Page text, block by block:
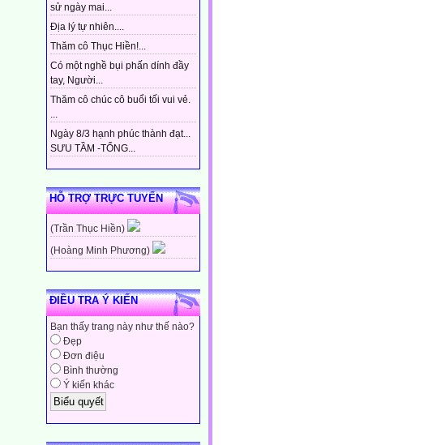
sử ngày mai...
Địa lý tự nhiên....
Thăm cô Thục Hiền!...
Có một nghề bụi phấn dính đầy
tay, Người...
Thăm cô chúc cô buổi tối vui vẻ.
...
Ngày 8/3 hạnh phúc thành đạt...
SƯU TẦM -TỔNG...
HỖ TRỢ TRỰC TUYẾN
(Trần Thục Hiền)
(Hoàng Minh Phương)
ĐIỀU TRA Ý KIẾN
Bạn thấy trang này như thế nào?
Đẹp
Đơn điệu
Bình thường
Ý kiến khác